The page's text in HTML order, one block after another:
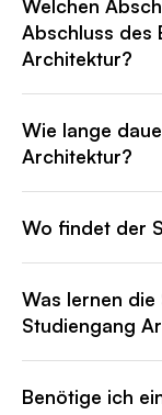
Welchen
Abschluss des
Architektur?
Wird der BA-
unterrichtet?
wird auf
sind nicht
Gemeinsamen
(GER) oder
Wie lange
Architektur?
Semester.
Wo findet der
Was lernen
Studiengang
Benötige ich